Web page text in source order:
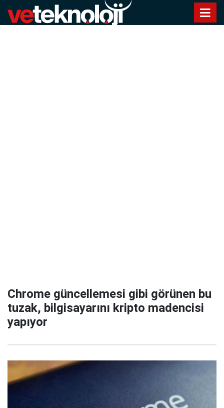
Chrome güncellemesi gibi görünen bu
tuzak, bilgisayarını kripto madencisi
yapıyor